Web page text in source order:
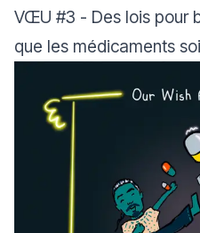
VŒU #3 - Des lois pour
que les médicaments